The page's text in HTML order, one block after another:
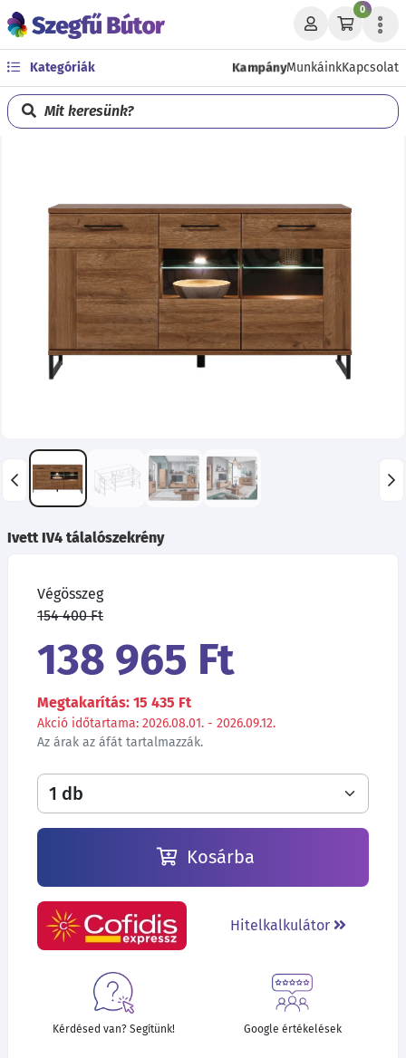
0
Kategóriák KampányMunkáinkKapcsolat
Mit keresünk?
Ivett IV4 tálalószekrény
Végösszeg
154 400 Ft
138 965 Ft
Megtakarítás: 15 435 Ft
Akció időtartama: 2026.08.01. - 2026.09.12.
Az árak az áfát tartalmazzák.
Kosárba
Hitelkalkulátor
Kérdésed van? Segítünk! Google értékelések